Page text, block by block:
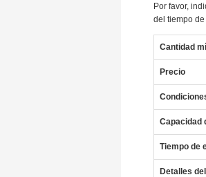
Por favor,
del tiempo
Cantidad
Precio
Capacidad
Tiempo de
Detalles